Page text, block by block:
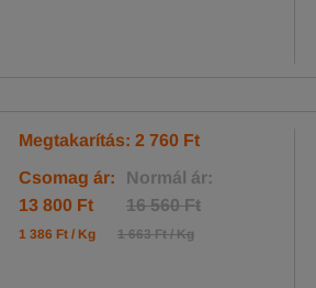
Megtakarítás: 2 760 Ft
Csomag ár:
13 800 Ft
Normál ár:
16 560 Ft
1 386 Ft / Kg 1 663 Ft / Kg